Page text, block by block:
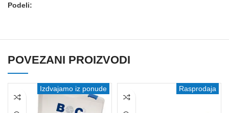
Podeli:
POVEZANI PROIZVODI
Izdvajamo iz ponude Rasprodaja